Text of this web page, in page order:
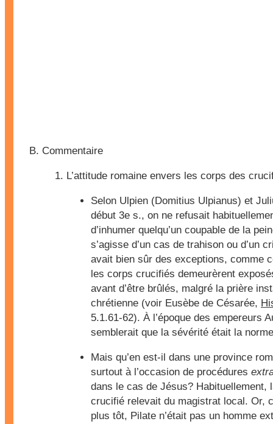
Commentaire
L’attitude romaine envers les corps des
Selon Ulpien (Domitius Ulpianus) et
début 3e s., on ne refusait
d’inhumer quelqu’un coupable de la
s’agisse d’un cas de trahison ou d’un
avait bien sûr des exceptions, comme
les corps crucifiés demeurèrent
avant d’être brûlés, malgré la prière
chrétienne (voir Eusèbe de Césarée,
5.1.61-62). À l’époque des empereurs
semblerait que la sévérité était la
Mais qu’en est-il dans une province
surtout à l’occasion de procédures
dans le cas de Jésus? Habituellement,
crucifié relevait du magistrat local. Or,
plus tôt, Pilate n’était pas un homme